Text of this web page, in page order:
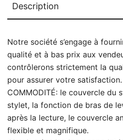
Description
Notre société s’engage à
qualité et à bas prix aux
contrôlerons strictement la
pour assurer votre satisfaction.
COMMODITÉ: le couvercle du
stylet, la fonction de bras de
après la lecture, le couvercle
flexible et magnifique.